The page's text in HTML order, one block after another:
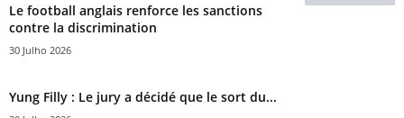
Le football anglais renforce les sanctions
contre la discrimination
30 Julho 2026
Yung Filly : Le jury a décidé que le sort du...